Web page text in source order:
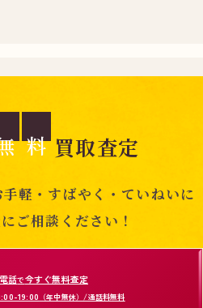
料 買取査定
手軽・すばやく・ていねいに
ご相談ください！
電話で今すぐ無料査定
19:00 （年中無休）/通話料無料